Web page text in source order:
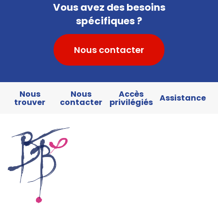
Vous avez des besoins
spécifiques ?
Nous contacter
Nous
trouver
Nous
contacter
Accès
privilégiés Assistance